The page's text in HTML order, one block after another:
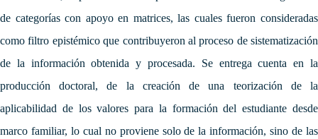
de categorías con apoyo en matrices, las cuales fueron consideradas
como filtro epistémico que contribuyeron al proceso de sistematización
de la información obtenida y procesada. Se entrega cuenta en la
producción doctoral, de la creación de una teorización de la
aplicabilidad de los valores para la formación del estudiante desde
marco familiar, lo cual no proviene solo de la información, sino de las